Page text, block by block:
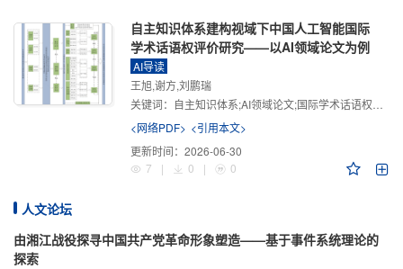
自主知识体系建构视域下中国人工智能国际
学术话语权评价研究——以AI领域论文为例
AI导读
王旭,谢方,刘鹏瑞
关键词： 自主知识体系;AI领域论文;国际学术话语权评价;学术影响力;学术感知力;学术传播力;学术引领力
<网络PDF> <引用本文>
更新时间： 2026-06-30
7
| 0 | 0
人文论坛
由湘江战役探寻中国共产党革命形象塑造——基于事件系统理论的
探索